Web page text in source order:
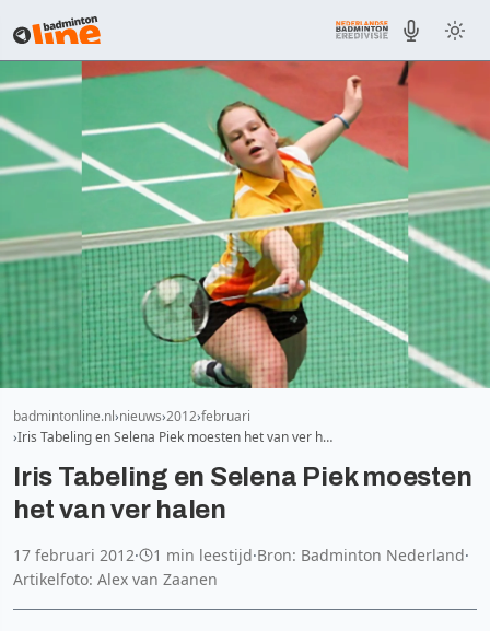
badmintonline.nl nieuws 2012 februari
Iris Tabeling en Selena Piek moesten het van ver h…
Iris Tabeling en Selena Piek moesten
het van ver halen
17 februari 2012· 1 min leestijd·Bron: Badminton Nederland·
Artikelfoto: Alex van Zaanen